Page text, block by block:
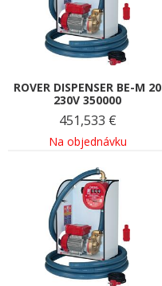
ROVER DISPENSER BE-M 20
230V 350000
451,533 €
Na objednávku